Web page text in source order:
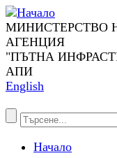
МИНИСТЕРСТВО
АГЕНЦИЯ
"ПЪТНА
АПИ
English
Начало